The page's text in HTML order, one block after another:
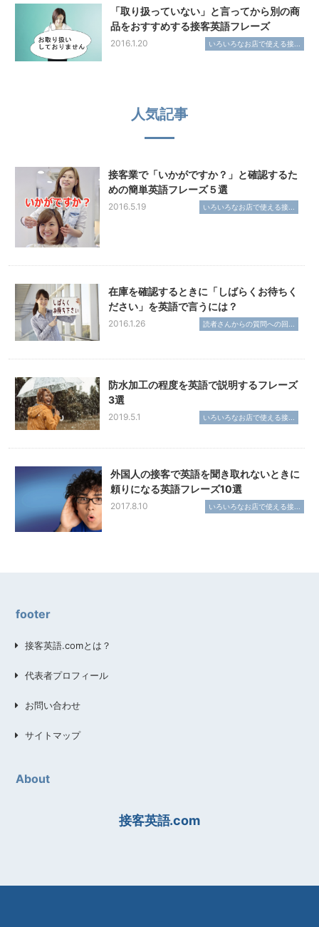
「取り扱っていない」と言ってから別の商
品をおすすめする接客英語フレーズ
2016.1.20 いろいろなお店で使える接...
人気記事
接客業で「いかがですか？」と確認するた
めの簡単英語フレーズ５選
2016.5.19 いろいろなお店で使える接...
在庫を確認するときに「しばらくお待ちく
ださい」を英語で言うには？
2016.1.26 読者さんからの質問への回...
防水加工の程度を英語で説明するフレーズ
3選
2019.5.1 いろいろなお店で使える接...
外国人の接客で英語を聞き取れないときに
頼りになる英語フレーズ10選
2017.8.10 いろいろなお店で使える接...
footer
接客英語.comとは？
代表者プロフィール
お問い合わせ
サイトマップ
About
接客英語.com